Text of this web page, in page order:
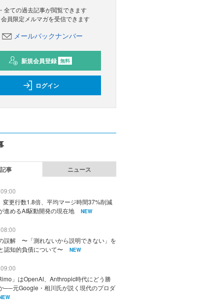
・全ての過去記事が閲覧できます
会員限定メルマガを受信できます
メールバックナンバー
新規会員登録 無料
ログイン
記事 ニュース
変更行数1.8倍、平均マージ時間37%削減
進めるAI駆動開発の現在地
NEW
誤解 〜「測れないから説明できない」を
認知的負債について〜
NEW
」はOpenAI、Anthropic時代にどう勝
──元Google・相川氏が説く現代のプロダ